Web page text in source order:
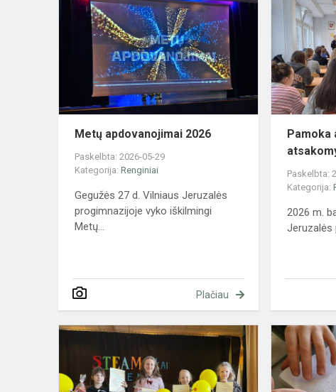
apdovanojimai
Metų apdovanojimai 2026
Paskelbta: 2026-05-29
Kategorija: Renginiai
Gegužės 27 d. Vilniaus Jeruzalės
progimnazijoje vyko iškilmingi
Metų...
Plačiau
Pamoka
Paskelbta:
Kategorija:
2026 m.
Jeruzalės
Konferencija
STEAMukai
mene